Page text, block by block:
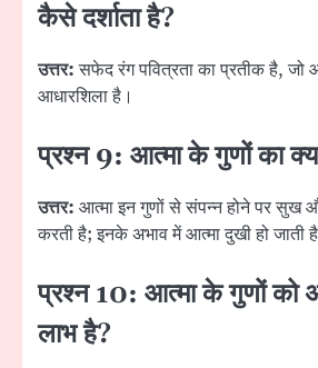
कैसे दर्शाता है?
उत्तर:सफेद रंग पवित्रता का प्रतीक है, जो
आधारशिला है।
प्रश्न 9: आत्मा के गुणों का
उत्तर: आत्मा इन गुणों से संपन्न होने पर सुख
करती है; इनके अभाव में आत्मा दुखी हो जाती
प्रश्न 10: आत्मा के गुणों को
लाभ है?